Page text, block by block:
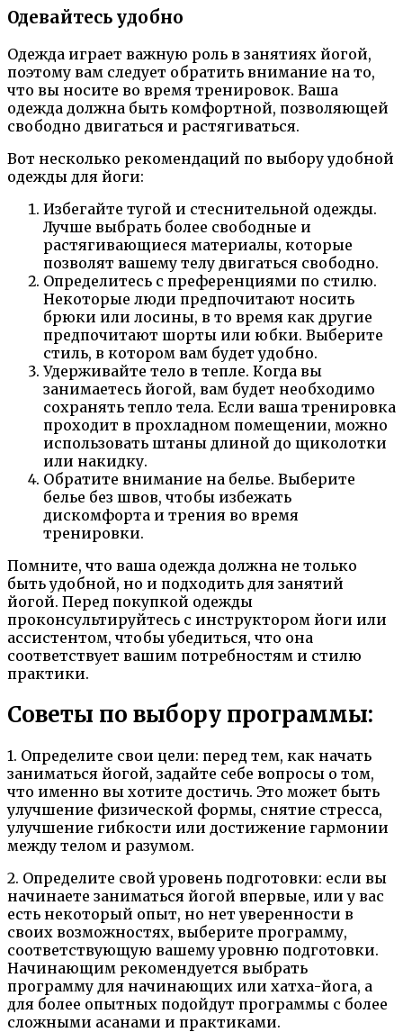
Одевайтесь удобно
Одежда играет важную роль в занятиях йогой,
поэтому вам следует обратить внимание на то,
что вы носите во время тренировок. Ваша
одежда должна быть комфортной, позволяющей
свободно двигаться и растягиваться.
Вот несколько рекомендаций по выбору удобной
одежды для йоги:
Избегайте тугой и стеснительной одежды.
Лучше выбрать более свободные и
растягивающиеся материалы, которые
позволят вашему телу двигаться свободно.
Определитесь с преференциями по стилю.
Некоторые люди предпочитают носить
брюки или лосины, в то время как другие
предпочитают шорты или юбки. Выберите
стиль, в котором вам будет удобно.
Удерживайте тело в тепле. Когда вы
занимаетесь йогой, вам будет необходимо
сохранять тепло тела. Если ваша тренировка
проходит в прохладном помещении, можно
использовать штаны длиной до щиколотки
или накидку.
Обратите внимание на белье. Выберите
белье без швов, чтобы избежать
дискомфорта и трения во время
тренировки.
Помните, что ваша одежда должна не только
быть удобной, но и подходить для занятий
йогой. Перед покупкой одежды
проконсультируйтесь с инструктором йоги или
ассистентом, чтобы убедиться, что она
соответствует вашим потребностям и стилю
практики.
Советы по выбору программы:
1. Определите свои цели: перед тем, как начать
заниматься йогой, задайте себе вопросы о том,
что именно вы хотите достичь. Это может быть
улучшение физической формы, снятие стресса,
улучшение гибкости или достижение гармонии
между телом и разумом.
2. Определите свой уровень подготовки: если вы
начинаете заниматься йогой впервые, или у вас
есть некоторый опыт, но нет уверенности в
своих возможностях, выберите программу,
соответствующую вашему уровню подготовки.
Начинающим рекомендуется выбрать
программу для начинающих или хатха-йога, а
для более опытных подойдут программы с более
сложными асанами и практиками.